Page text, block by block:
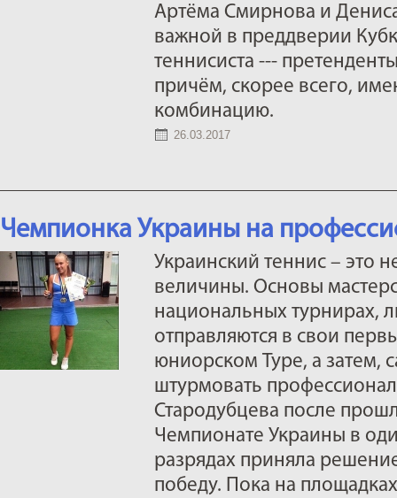
Артёма Смирнова и
важной в преддверии
теннисиста ---
причём, скорее всего,
комбинацию.
26.03.2017
Чемпионка Украины на
Украинский теннис – это
величины. Основы
национальных турнирах,
отправляются в свои
юниорском Туре, а затем,
штурмовать
Стародубцева после
Чемпионате Украины в
разрядах приняла
победу. Пока на